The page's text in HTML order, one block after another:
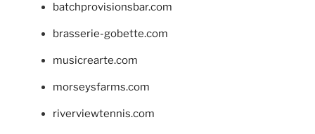
batchprovisionsbar.com
brasserie-gobette.com
musicrearte.com
morseysfarms.com
riverviewtennis.com